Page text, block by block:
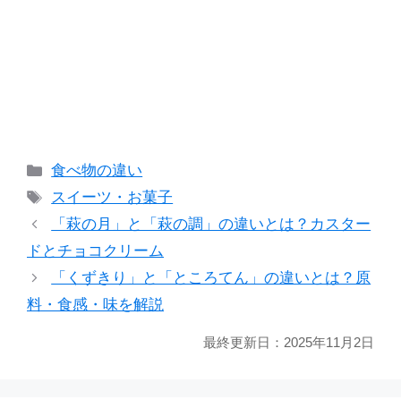
カ
テ
ゴ
リ
ー
食べ物の違い
タ
グ
スイーツ・お菓子
「萩の月」と「萩の調」の違いとは？カスター
ドとチョコクリーム
「くずきり」と「ところてん」の違いとは？原
料・食感・味を解説
最終更新日： 2025年11月2日